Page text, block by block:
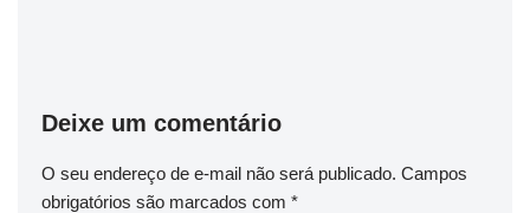
Deixe um comentário
O seu endereço de e-mail não será publicado. Campos
obrigatórios são marcados com *